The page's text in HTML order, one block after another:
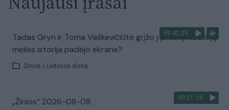
00:42:29
Tadas Gryn ir Toma Vaškevičiūtė grįžo į praeitį: kodėl jų
meilės istorija padėjo ekrane?
Žinios Lietuvos diena
00:21:19
„Žinios“ 2026-08-08